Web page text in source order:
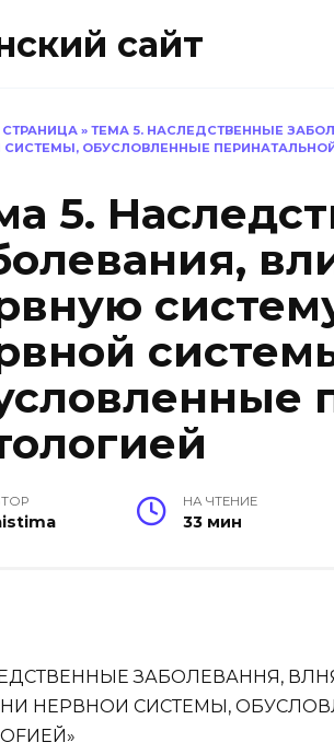
сайт
СТРАНИЦА » ТЕМА 5. НАСЛЕДСТВЕННЫЕ
СИСТЕМЫ, ОБУСЛОВЛЕННЫЕ
5.
НА ЧТЕНИЕ
33 мин
ЗАБОЛЕВАННЯ,
НЕРВНОИ СИСТЕМЫ,